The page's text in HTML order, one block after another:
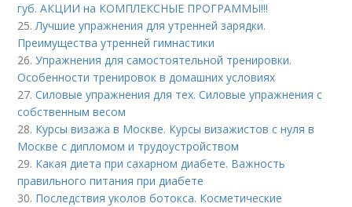
губ. АКЦИИ на КОМПЛЕКСНЫЕ ПРОГРАММЫ!!!
25.Лучшие упражнения для утренней зарядки.
Преимущества утренней гимнастики
26.Упражнения для самостоятельной тренировки.
Особенности тренировок в домашних условиях
27.Силовые упражнения для тех. Силовые упражнения с
собственным весом
28. Курсы визажа в Москве. Курсы визажистов с нуля в
Москве с дипломом и трудоустройством
29. Какая диета при сахарном диабете. Важность
правильного питания при диабете
30. Последствия уколов ботокса. Косметические